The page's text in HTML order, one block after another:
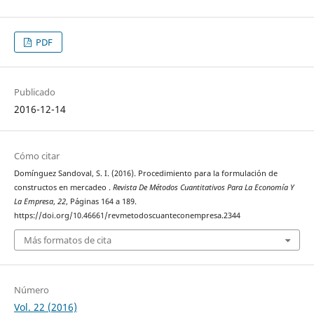
PDF
Publicado
2016-12-14
Cómo citar
Domínguez Sandoval, S. I. (2016). Procedimiento para la formulación de
constructos en mercadeo . Revista De Métodos Cuantitativos Para La Economía Y
La Empresa, 22, Páginas 164 a 189.
https://doi.org/10.46661/revmetodoscuanteconempresa.2344
Más formatos de cita
Número
Vol. 22 (2016)